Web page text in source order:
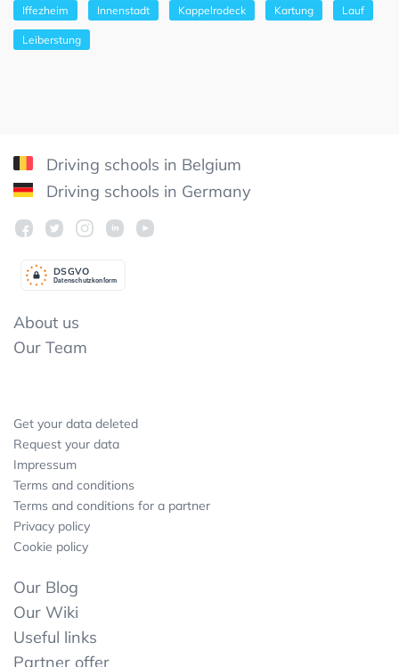
Iffezheim Innenstadt Kappelrodeck Kartung Lauf
Leiberstung
Driving schools in Belgium
Driving schools in Germany
Datenschutzkonform
DSGVO
About us
Our Team
Get your data deleted
Request your data
Impressum
Terms and conditions
Terms and conditions for a partner
Privacy policy
Cookie policy
Our Blog
Our Wiki
Useful links
Partner offer